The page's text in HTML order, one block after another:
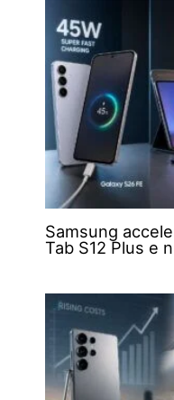
Samsung
Tab S12 Plus e